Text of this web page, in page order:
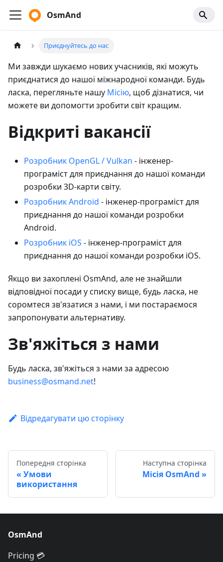
OsmAnd
Приєднуйтесь до нас
Ми завжди шукаємо нових учасників, які можуть
приєднатися до нашої міжнародної команди. Будь
ласка, перегляньте нашу Місію, щоб дізнатися, чи
можете ви допомогти зробити світ кращим.
Відкриті вакансії
Розробник OpenGL / Vulkan - інженер-
програміст для приєднання до нашої команди
розробки 3D-карти світу.
Розробник Android - інженер-програміст для
приєднання до нашої команди розробки
Android.
Розробник iOS - інженер-програміст для
приєднання до нашої команди розробки iOS.
Якщо ви захоплені OsmAnd, але не знайшли
відповідної посади у списку вище, будь ласка, не
соромтеся зв'язатися з нами, і ми постараємося
запропонувати альтернативу.
Зв'яжіться з нами
Будь ласка, зв'яжіться з нами за адресою
business@osmand.net!
Відредагувати цю сторінку
Попередня сторінка
Умови
використання
Наступна сторінка
Місія OsmAnd
OsmAnd
Pricing 💳